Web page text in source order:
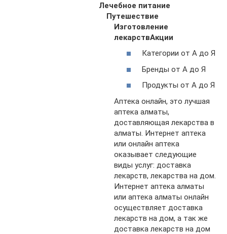
Лечебное питание
Путешествие
Изготовление
лекарствАкции
Категории от А до Я
Бренды от А до Я
Продукты от А до Я
Аптека онлайн, это лучшая
аптека алматы,
доставляющая лекарства в
алматы. Интернет аптека
или онлайн аптека
оказывает следующие
виды услуг: доставка
лекарств, лекарства на дом.
Интернет аптека алматы
или аптека алматы онлайн
осуществляет доставка
лекарств на дом, а так же
доставка лекарств на дом